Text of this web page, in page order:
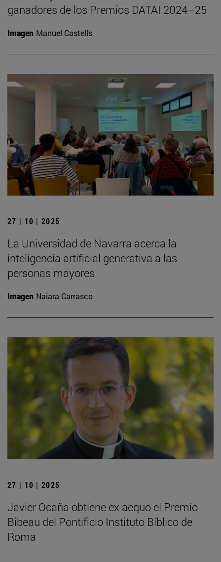
ganadores de los Premios DATAI 2024–25
Imagen Manuel Castells
27 | 10 | 2025
La Universidad de Navarra acerca la
inteligencia artificial generativa a las
personas mayores
Imagen Naiara Carrasco
27 | 10 | 2025
Javier Ocaña obtiene ex aequo el Premio
Bibeau del Pontificio Instituto Bíblico de
Roma